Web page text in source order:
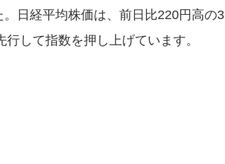
日経平均株価は、前日比220円高の3
して指数を押し上げています。